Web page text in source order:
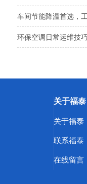
车间节能降温首选，
环保空调日常运维技
关于福泰
关于福泰
联系福泰
在线留言